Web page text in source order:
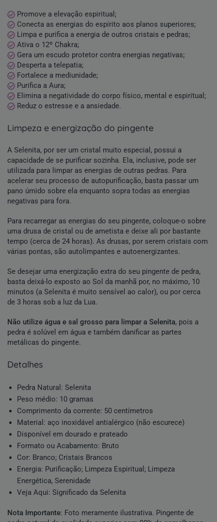
Promove a elevação espiritual;
Conecta as energias do espírito aos planos superiores;
Limpa e purifica a energia de outros cristais e pedras;
Ativa o 12º Chakra;
Gera um escudo protetor contra energias negativas;
Desperta a telepatia;
Fortalece a mediunidade;
Purifica a Aura;
Elimina a negatividade do corpo físico, mental e espiritual;
Reduz o estresse e a ansiedade.
limpeza e energização do pingente
A Selenita, por ser um cristal muito especial, possui a
capacidade de se purificar sozinha. Ela, inclusive, pode ser
utilizada para limpar as energias de outras pedras. Para
acelerar seu processo de autopurificação, basta passar um
pano úmido sobre ela enquanto sopra todas as energias
negativas para fora.
Para recarregar as energias do seu pingente, coloque-o sobre
uma drusa de cristal ou de ametista e deixe ali por bastante
tempo (cerca de 24 horas). As drusas, por serem cristais com
várias pontas, são autolimpantes e autoenergizantes.
Se desejar uma energização extra do seu pingente de pedra,
basta deixá-lo exposto ao Sol da manhã por, no máximo, 10
minutos (a Selenita é muito sensível ao calor), ou por cerca
de 3 horas sob a luz da Lua.
Não utilize água e sal grosso para limpar a Selenita, pois a
pedra é solúvel em água e também danificar as partes
metálicas do pingente.
detalhes
Pedra Natural : Selenita
Peso médio: 10 gramas
Comprimento da corrente: 50 centímetros
Material: aço inoxidável antialérgico (não escurece)
Disponível em dourado e prateado
Formato ou Acabamento: Bruto
Cor: Branco; Cristais Brancos
Energia: Purificação; Limpeza Espiritual ; Limpeza
Energética, Serenidade
Veja Aqui: Significado da Selenita
Nota Importante: Foto meramente ilustrativa. Pingente de